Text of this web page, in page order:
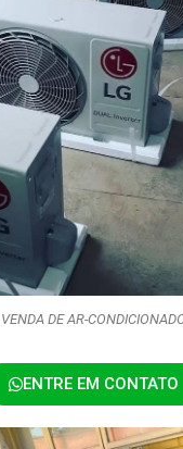
VENDA DE AR-
ENTRE EM CONTATO